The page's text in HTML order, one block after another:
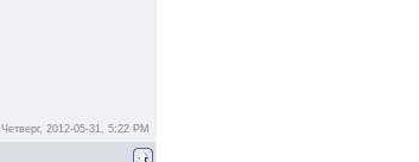
Четверг, 2012-05-31, 5:22 PM